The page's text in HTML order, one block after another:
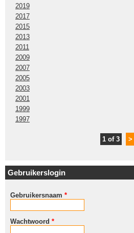
2019
2017
2015
2013
2011
2009
2007
2005
2003
2001
1999
1997
1 of 3 >
Gebruikerslogin
Gebruikersnaam *
Wachtwoord *